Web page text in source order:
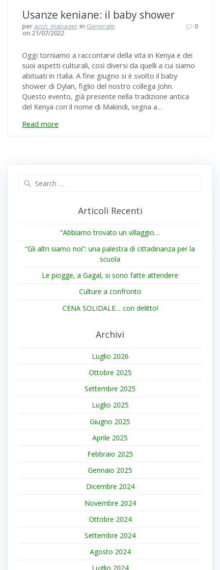
Usanze keniane: il baby shower
per accri_manager in Generale
on 21/07/2022
0
Oggi torniamo a raccontarvi della vita in Kenya e dei
suoi aspetti culturali, così diversi da quelli a cui siamo
abituati in Italia. A fine giugno si è svolto il baby
shower di Dylan, figlio del nostro collega John.
Questo evento, già presente nella tradizione antica
del Kenya con il nome di Makindi, segna a…
Read more
Articoli Recenti
“Abbiamo trovato un villaggio…
“Gli altri siamo noi”: una palestra di cittadinanza per la
scuola
Le piogge, a Gagal, si sono fatte attendere
Culture a confronto
CENA SOLIDALE… con delitto!
Archivi
Luglio 2026
Ottobre 2025
Settembre 2025
Luglio 2025
Giugno 2025
Aprile 2025
Febbraio 2025
Gennaio 2025
Dicembre 2024
Novembre 2024
Ottobre 2024
Settembre 2024
Agosto 2024
Luglio 2024